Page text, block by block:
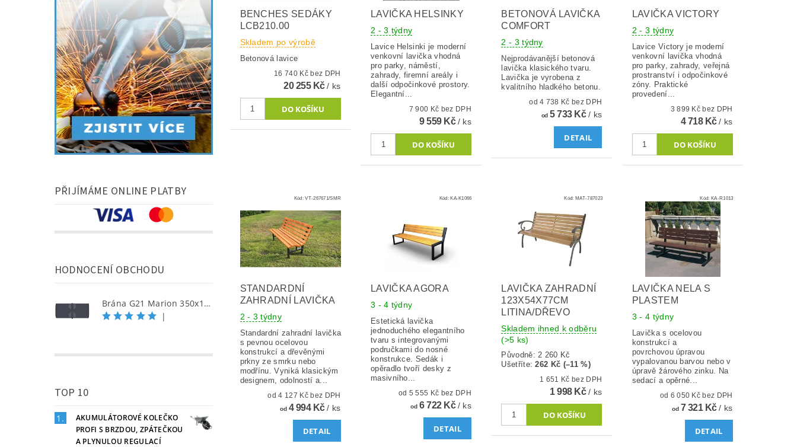
PŘIJÍMÁME ONLINE PLATBY
HODNOCENÍ OBCHODU
Brána G21 Marion 350x158 cm dvoukřídlá, antracitová
|
TOP 10
AKUMULÁTOROVÉ KOLEČKO
PROFI S BRZDOU, ZPÁTEČKOU
A PLYNULOU REGULACÍ
BENCHES SEDÁKY
LCB210.00
Skladem po výrobě
Betonová lavice
16 740 Kč bez DPH
20 255 Kč/ ks
LAVIČKA HELSINKY
2 - 3 týdny
Lavice Helsinki je moderní
venkovní lavička vhodná
pro parky, náměstí,
zahrady, firemní areály i
další odpočinkové prostory.
Elegantní...
7 900 Kč bez DPH
9 559 Kč/ ks
BETONOVÁ LAVIČKA
COMFORT
2 - 3 týdny
Nejprodávanější betonová
lavička klasického tvaru.
Lavička je vyrobena z
kvalitního hladkého betonu.
od 4 738 Kč bez DPH
od5 733 Kč/ ks
DETAIL
LAVIČKA VICTORY
2 - 3 týdny
Lavice Victory je moderní
venkovní lavička vhodná
pro parky, zahrady, veřejná
prostranství i odpočinkové
zóny. Praktické
provedení...
3 899 Kč bez DPH
4 718 Kč/ ks
Kód:VT-267671/SMR
STANDARDNÍ
ZAHRADNÍ LAVIČKA
2 - 3 týdny
Standardní zahradní lavička
s pevnou ocelovou
konstrukcí a dřevěnými
prkny ze smrku nebo
modřínu. Vyniká klasickým
designem, odolností a...
od 4 127 Kč bez DPH
od4 994 Kč/ ks
DETAIL
Kód:KA-K1066
LAVIČKA AGORA
3 - 4 týdny
Estetická lavička
jednoduchého elegantního
tvaru s integrovanými
područkami do nosné
konstrukce. Sedák i
opěradlo tvoří desky z
masivního...
od 5 555 Kč bez DPH
od6 722 Kč/ ks
DETAIL
Kód: MAT-787023
LAVIČKA ZAHRADNÍ
123X54X77CM
LITINA/DŘEVO
Skladem ihned k odběru
(>5 ks)
Původně:2 260 Kč
Ušetříte:262 Kč (–11 %)
1 651 Kč bez DPH
1 998 Kč/ ks
Kód: KA-R1013
LAVIČKA NELA S
PLASTEM
3 - 4 týdny
Lavička s ocelovou
konstrukcí a
povrchovou úpravou
vypalovanou barvou nebo v
úpravě žárového zinku. Na
sedací a opěrné...
od 6 050 Kč bez DPH
od7 321 Kč/ ks
DETAIL